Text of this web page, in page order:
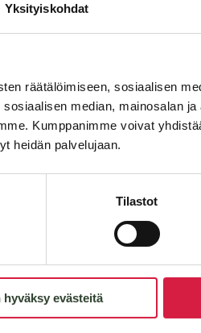
Yksityiskohdat
räätälöimiseen, sosiaalisen
median, mainosalan ja
Kumppanimme voivat
heidän palvelujaan.
Tilastot
hyväksy evästeitä